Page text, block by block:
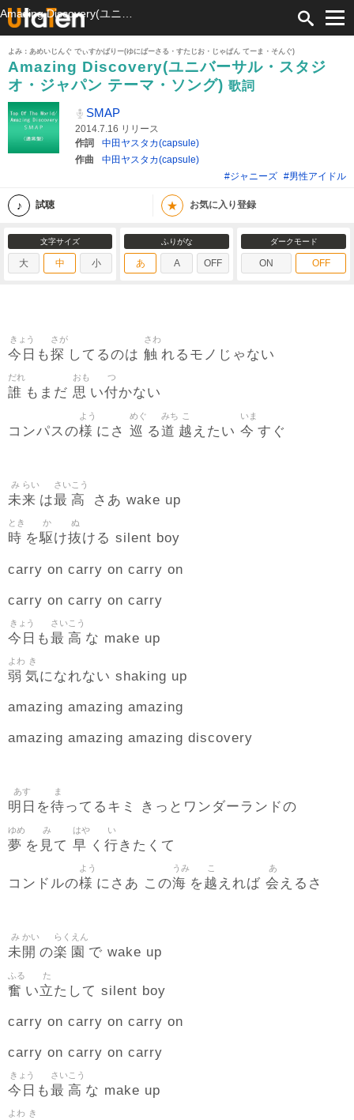
よみ：あめいじんぐ でぃすかばりー(ゆにばーさる・すたじお・じゃぱん てーま・そんぐ)
Amazing Discovery(ユニバーサル・スタジ
オ・ジャパン テーマ・ソング) 歌詞
SMAP
2014.7.16 リリース
作詞
中田ヤスタカ(capsule)
作曲
中田ヤスタカ(capsule)
#ジャニーズ #男性アイドル
試聴 ★ お気に入り登録
文字サイズ
大 中 小
ふりがな
あ A OFF
ダークモード
ON OFF
今日
きょう
も探
さが
してるのは 触
さわ
れるモノじゃない
誰
だれ
もまだ 思
おも
い付
つ
かない
コンパスの様
よう
にさ 巡
めぐ
る道
みち
越
こ
えたい 今
いま
すぐ
未
み
来
らい
は最
さい
高
こう
さあ wake up
時
とき
を駆
か
け抜
ぬ
ける silent boy
carry on carry on carry on
carry on carry on carry
今日
きょう
も最
さい
高
こう
な make up
弱
よわ
気
き
になれない shaking up
amazing amazing amazing
amazing amazing amazing discovery
明日
あす
を待
ま
ってるキミ きっとワンダーランドの
夢
ゆめ
を 見
み
て 早
はや
く 行
い
きたくて
コンドルの様
よう
にさあ この海
うみ
を越
こ
えれば 会
あ
えるさ
未
み
開
かい
の楽
らく
園
えん
で wake up
奮
ふる
い立
た
たして silent boy
carry on carry on carry on
carry on carry on carry
今日
きょう
も最
さい
高
こう
な make up
よわ き